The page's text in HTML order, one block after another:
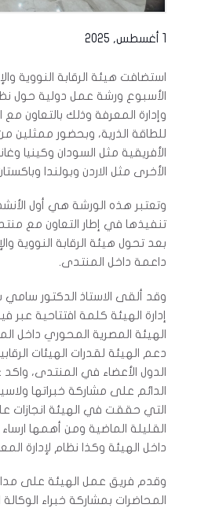
1 أغسطس, 2025
استضافت هيئة الرقابة النووية
الأسبوع ورشة عمل دولية حول
وإدارة المعرفة وذلك بالتعاون مع
للطاقة الذرية، وبحضور ممثلين
الأفريقية مثل السودان وكينيا
الأخرى مثل الاردن وبولندا
وتعتبر هذه الورشة هي أول
تنفيذها في إطار التعاون مع
بعد تحول هيئة الرقابة النووية
داعمة داخل المنتدى.
وقد ألقى الاستاذ الدكتور
إدارة الهيئة كلمة افتتاحية عبر
الهيئة المصرية المحوري داخل
دعم الهيئة لقدرات الهيئات
الدول الأعضاء في المنتدى،
الدائم على مشاركة خبراتها
التي حققت في الهيئة انجازات
القليلة الماضية ومن أهمها
داخل الهيئة وكذا نظام لإدارة
وقدم فريق عمل الهيئة على
المحاضرات بمشاركة خبراء الوكالة